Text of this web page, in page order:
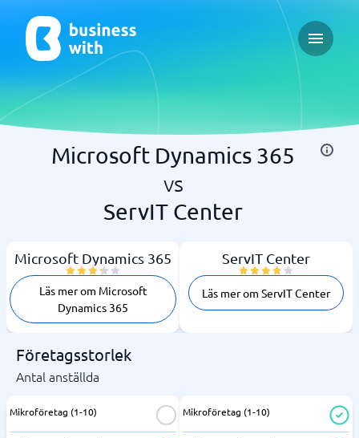
Open
Microsoft Dynamics 365
vs
ServIT Center
Microsoft Dynamics 365
Läs mer om Microsoft
Dynamics 365
ServIT Center
Läs mer om ServIT Center
Företagsstorlek
Antal anställda
Mikroföretag (1-10) Mikroföretag (1-10)